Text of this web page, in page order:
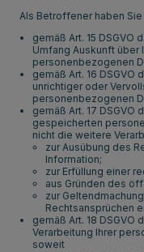
Als Betroffener haben
gemäß Art. 15 DSGVO
Umfang Auskunft über
personenbezogenen
gemäß Art. 16 DSGVO
unrichtiger oder
personenbezogenen
gemäß Art. 17 DSGVO
gespeicherten
nicht die weitere
zur Ausübung des
Information;
zur Erfüllung einer
aus Gründen des
zur
Rechtsansprüchen
gemäß Art. 18 DSGVO
Verarbeitung Ihrer
soweit